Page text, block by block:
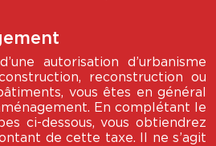
autorisation d’urbanisme
reconstruction ou
vous êtes en général
En complétant le
ci-dessous, vous obtiendrez
de cette taxe. Il ne s’agit